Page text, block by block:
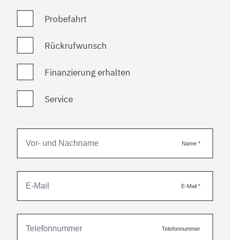
Probefahrt
Rückrufwunsch
Finanzierung erhalten
Service
Name *
E-Mail *
Telefonnummer